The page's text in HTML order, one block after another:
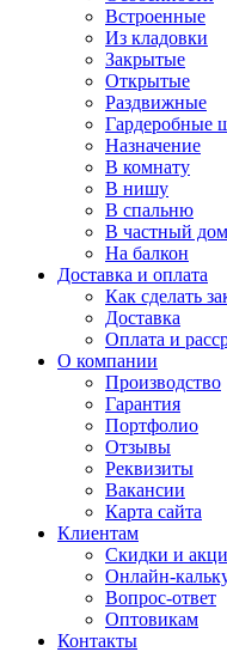
Встроенные
Из кладовки
Закрытые
Открытые
Раздвижные
Гардеробные
Назначение
В комнату
В нишу
В спальню
В частный дом
На балкон
Доставка и оплата
Как сделать
Доставка
Оплата и
О компании
Производство
Гарантия
Портфолио
Отзывы
Реквизиты
Вакансии
Карта сайта
Клиентам
Скидки и
Онлайн-
Вопрос-ответ
Оптовикам
Контакты